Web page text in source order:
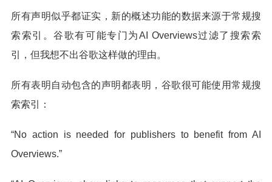
所有声明似乎都证实，新的概述功能的数据来源于常规搜
索索引。谷歌有可能专门为AI Overviews过滤了搜索索
引，但我想不出谷歌这样做的理由。
所有表明自动包含的声明都表明，谷歌很可能使用常规搜
索索引：
“No action is needed for publishers to benefit from AI
Overviews.”